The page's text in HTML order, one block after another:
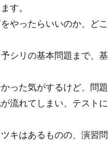
す。
やったらいいのか、ど
シリの基本問題まで、
った気がするけど、問
流れてしまい、テスト
キはあるものの、演習